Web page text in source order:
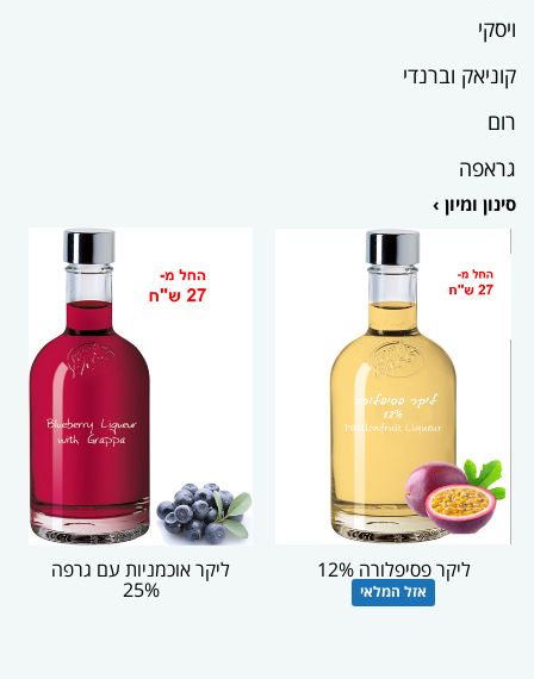
ויסקי
קוניאק וברנדי
רום
גראפה
סינון ומיון ›
ליקר פסיפלורה 12%
אזל המלאי
ליקר אוכמניות עם גרפה
25%